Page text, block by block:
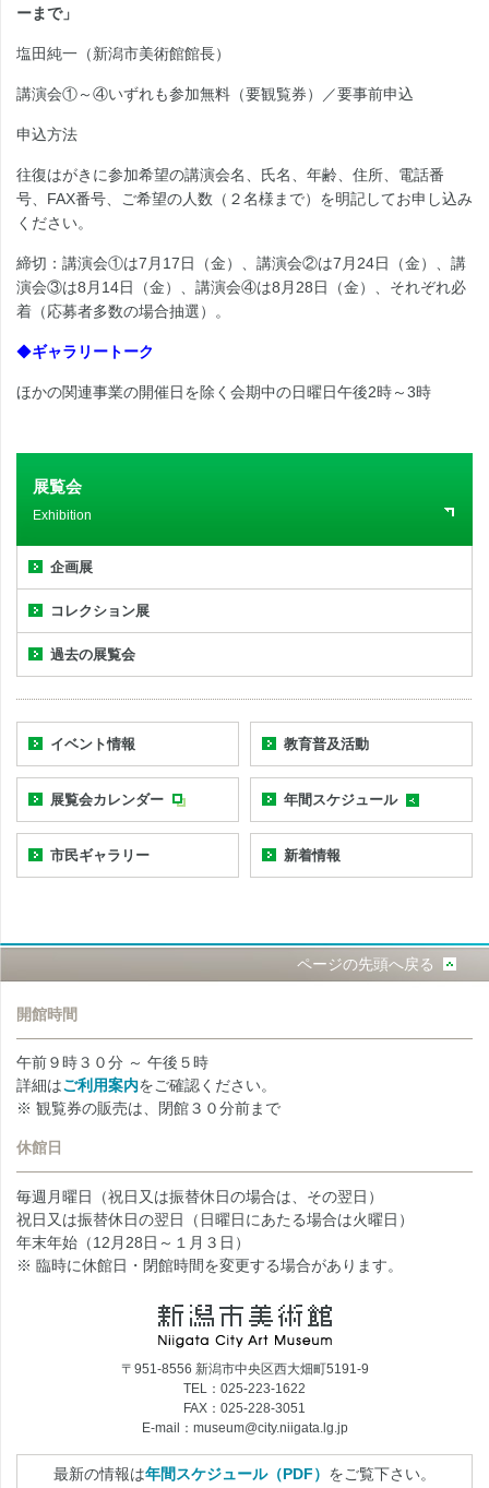
ーまで」
塩田純一（新潟市美術館館長）
講演会①～④いずれも参加無料（要観覧券）／要事前申込
申込方法
往復はがきに参加希望の講演会名、氏名、年齢、住所、電話番
号、FAX番号、ご希望の人数（２名様まで）を明記してお申し込み
ください。
締切：講演会①は7月17日（金）、講演会②は7月24日（金）、講
演会③は8月14日（金）、講演会④は8月28日（金）、それぞれ必
着（応募者多数の場合抽選）。
◆ギャラリートーク
ほかの関連事業の開催日を除く会期中の日曜日午後2時～3時
展覧会
Exhibition
企画展
コレクション展
過去の展覧会
イベント情報 教育普及活動
展覧会カレンダー 年間スケジュール
市民ギャラリー 新着情報
ページの先頭へ戻る
開館時間
午前９時３０分 ～ 午後５時
詳細はご利用案内をご確認ください。
※ 観覧券の販売は、閉館３０分前まで
休館日
毎週月曜日（祝日又は振替休日の場合は、その翌日）
祝日又は振替休日の翌日（日曜日にあたる場合は火曜日）
年末年始（12月28日～１月３日）
※ 臨時に休館日・閉館時間を変更する場合があります。
〒951-8556 新潟市中央区西大畑町5191-9
TEL：025-223-1622
FAX：025-228-3051
E-mail：museum@city.niigata.lg.jp
最新の情報は年間スケジュール（PDF） をご覧下さい。